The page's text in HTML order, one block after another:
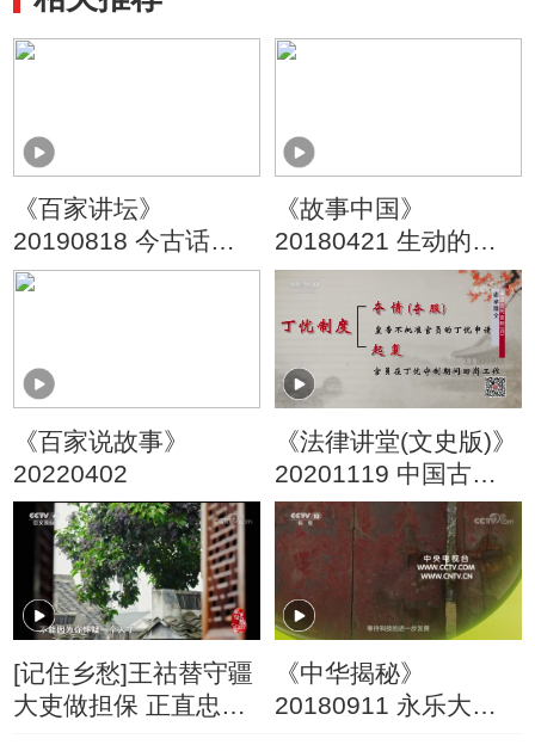
《百家讲坛》
20190818 今古话苏
州5 吹尽狂沙始到金
《故事中国》
20180421 生动的历
史课 北宋儒将种世衡
《百家说故事》
20220402
《法律讲堂(文史版)》
20201119 中国古代
官制（四） 忠孝难全
[记住乡愁]王祜替守疆
大吏做担保 正直忠臣
《中华揭秘》
20180911 永乐大典